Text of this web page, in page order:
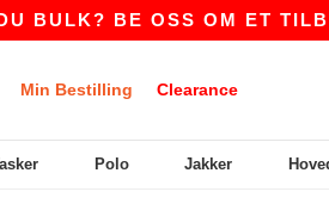
BE OSS OM ET
Min Bestilling Clearance
Polo Jakker